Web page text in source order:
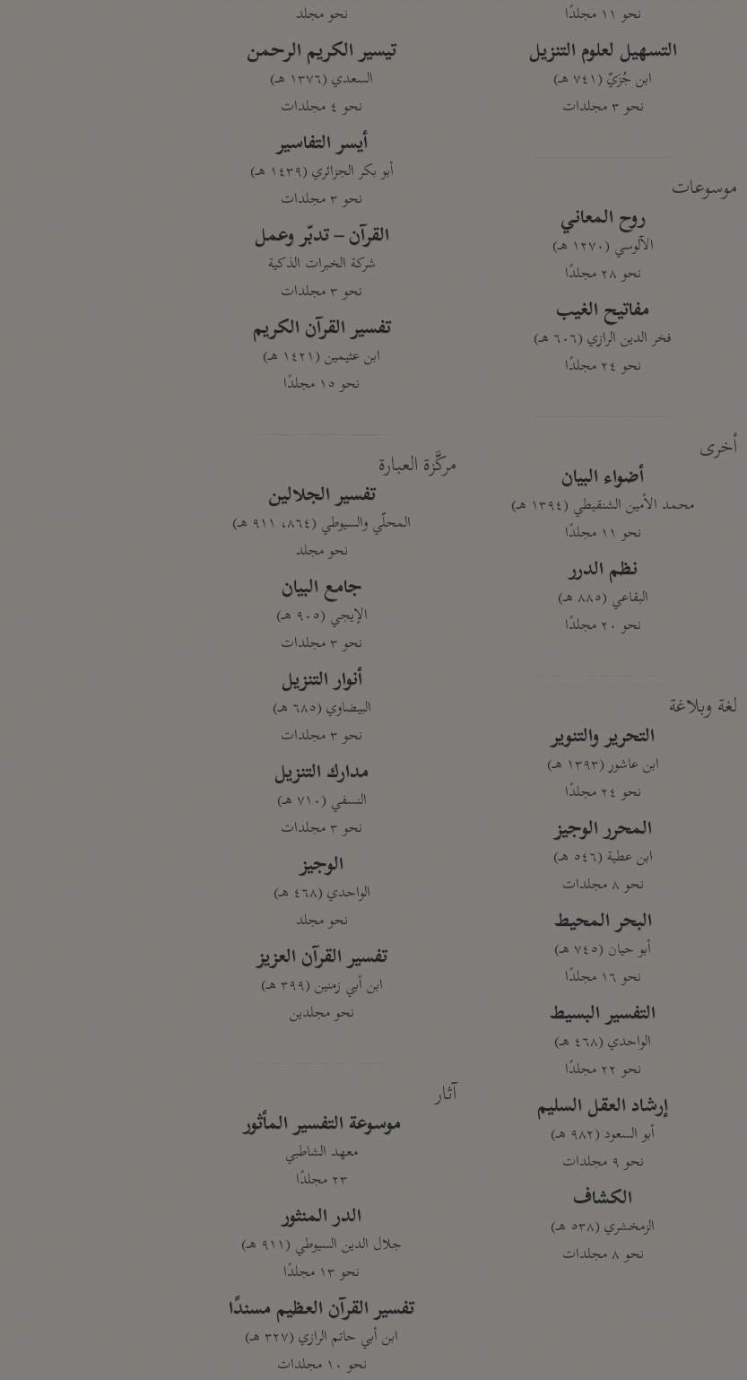
نحو ١١ مجلدًا
التسهيل لعلوم التنزيل
ابن جُزَيّ (٧٤١ هـ)
نحو ٣ مجلدات
موسوعات
روح المعاني
الآلوسي (١٢٧٠ هـ)
نحو ٢٨ مجلدًا
مفاتيح الغيب
فخر الدين الرازي (٦٠٦ هـ)
نحو ٢٤ مجلدًا
أخرى
أضواء البيان
محمد الأمين الشنقيطي (١٣٩٤ هـ)
نحو ١١ مجلدًا
نظم الدرر
البقاعي (٨٨٥ هـ)
نحو ٢٠ مجلدًا
لغة وبلاغة
التحرير والتنوير
ابن عاشور (١٣٩٣ هـ)
نحو ٢٤ مجلدًا
المحرر الوجيز
ابن عطية (٥٤٦ هـ)
نحو ٨ مجلدات
البحر المحيط
أبو حيان (٧٤٥ هـ)
نحو ١٦ مجلدًا
التفسير البسيط
الواحدي (٤٦٨ هـ)
نحو ٢٢ مجلدًا
إرشاد العقل السليم
أبو السعود (٩٨٢ هـ)
نحو ٩ مجلدات
الكشاف
الزمخشري (٥٣٨ هـ)
نحو ٨ مجلدات
نحو مجلد
تيسير الكريم الرحمن
السعدي (١٣٧٦ هـ)
نحو ٤ مجلدات
أيسر التفاسير
أبو بكر الجزائري (١٤٣٩ هـ)
نحو ٣ مجلدات
القرآن – تدبّر وعمل
شركة الخبرات الذكية
نحو ٣ مجلدات
تفسير القرآن الكريم
ابن عثيمين (١٤٢١ هـ)
نحو ١٥ مجلدًا
مركَّزة العبارة
تفسير الجلالين
المحلّي والسيوطي (٨٦٤، ٩١١ هـ)
نحو مجلد
جامع البيان
الإيجي (٩٠٥ هـ)
نحو ٣ مجلدات
أنوار التنزيل
البيضاوي (٦٨٥ هـ)
نحو ٣ مجلدات
مدارك التنزيل
النسفي (٧١٠ هـ)
نحو ٣ مجلدات
الوجيز
الواحدي (٤٦٨ هـ)
نحو مجلد
تفسير القرآن العزيز
ابن أبي زمنين (٣٩٩ هـ)
نحو مجلدين
آثار
موسوعة التفسير المأثور
معهد الشاطبي
٢٣ مجلدًا
الدر المنثور
جلال الدين السيوطي (٩١١ هـ)
نحو ١٣ مجلدًا
تفسير القرآن العظيم مسندًا
ابن أبي حاتم الرازي (٣٢٧ هـ)
نحو ١٠ مجلدات